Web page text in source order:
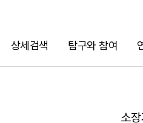
상세검색 탐구와 참여
검색
소